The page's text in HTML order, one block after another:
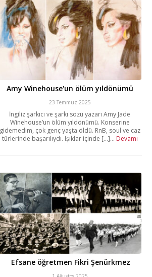
Amy Winehouse'un ölüm yıldönümü
23 Temmuz 2025
İngiliz şarkıcı ve şarkı sözü yazarı Amy Jade
Winehouse’un ölüm yıldönümü. Konserine
gidemedim, çok genç yaşta öldü. RnB, soul ve caz
türlerinde başarılıydı. Işıklar içinde [...]... Devamı
Efsane öğretmen Fikri Şenürkmez